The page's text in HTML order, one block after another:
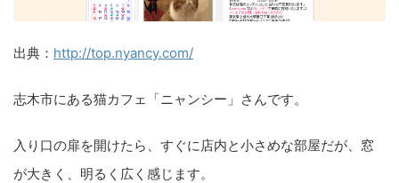
出典： http://top.nyancy.com/
志木市にある猫カフェ「ニャンシー」さんです。
入り口の扉を開けたら、すぐに店内と小さめな部屋だが、窓
が大きく、明るく広く感じます。